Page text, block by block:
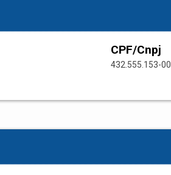
CPF/Cnpj
432.555.153-00